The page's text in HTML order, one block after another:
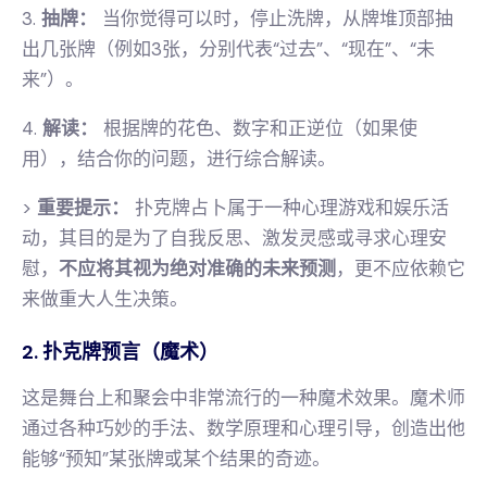
3. 抽牌：
当你觉得可以时，停止洗牌，从牌堆顶部抽
出几张牌（例如3张，分别代表“过去”、“现在”、“未
来”）。
4. 解读：
根据牌的花色、数字和正逆位（如果使
用），结合你的问题，进行综合解读。
> 重要提示：
扑克牌占卜属于一种心理游戏和娱乐活
动，其目的是为了自我反思、激发灵感或寻求心理安
慰， 不应将其视为绝对准确的未来预测 ，更不应依赖它
来做重大人生决策。
2. 扑克牌预言（魔术）
这是舞台上和聚会中非常流行的一种魔术效果。魔术师
通过各种巧妙的手法、数学原理和心理引导，创造出他
能够“预知”某张牌或某个结果的奇迹。